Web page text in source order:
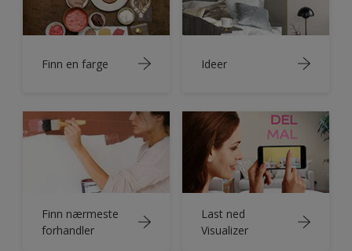
Finn en farge Ideer
Finn nærmeste
forhandler
Last ned
Visualizer